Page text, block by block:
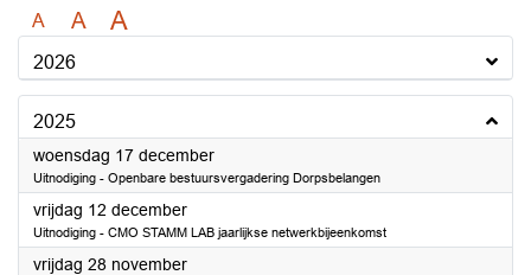
A A A
2026
2025
woensdag 17 december2025
Uitnodiging - Openbare bestuursvergadering Dorpsbelangen
vrijdag 12 december2025
Uitnodiging - CMO STAMM LAB jaarlijkse netwerkbijeenkomst
vrijdag 28 november2025